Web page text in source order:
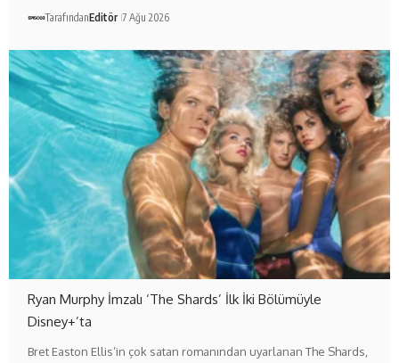
TarafındanEditör 7 Ağu 2026
Ryan Murphy İmzalı ‘The Shards’ İlk İki Bölümüyle
Disney+’ta
Bret Easton Ellis’in çok satan romanından uyarlanan The Shards,